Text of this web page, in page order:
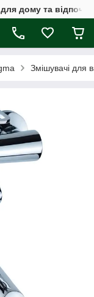
дому та
Змішувачі для